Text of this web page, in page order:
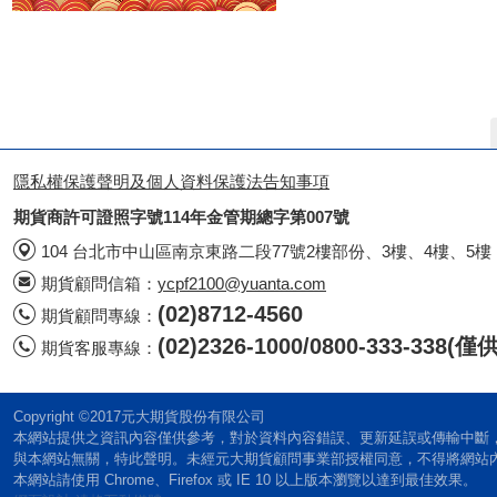
隱私權保護聲明及個人資料保護法告知事項
期貨商許可證照字號114年金管期總字第007號
104 台北市中山區南京東路二段77號2樓部份、3樓、4樓、5樓
期貨顧問信箱： ycpf2100@yuanta.com
期貨顧問專線： (02)8712-4560
期貨客服專線： (02)2326-1000/0800-333-338(僅
Copyright ©2017元大期貨股份有限公司
本網站提供之資訊內容僅供參考，對於資料內容錯誤、更新延誤或傳輸中
與本網站無關，特此聲明。未經元大期貨顧問事業部授權同意，不得將網站
本網站請使用 Chrome、Firefox 或 IE 10 以上版本瀏覽以達到最佳效果。